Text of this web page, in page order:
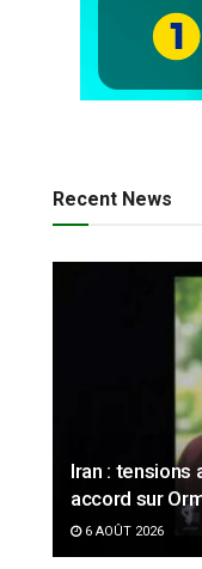
Recent News
Iran : tensions
accord sur
6 AOÛT 2026